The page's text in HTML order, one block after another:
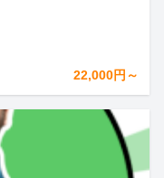
22,000円～